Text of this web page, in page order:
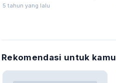
5 tahun yang lalu
Rekomendasi untuk kamu